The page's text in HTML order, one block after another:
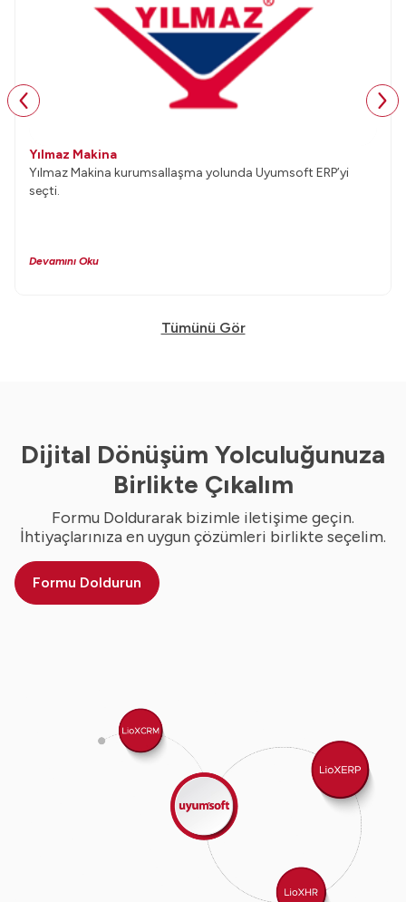
Yılmaz Makina
Yılmaz Makina kurumsallaşma yolunda Uyumsoft ERP’yi
seçti.
Devamını Oku
Tümünü Gör
Dijital Dönüşüm Yolculuğunuza
Birlikte Çıkalım
Formu Doldurarak bizimle iletişime geçin.
İhtiyaçlarınıza en uygun çözümleri birlikte seçelim.
Formu Doldurun